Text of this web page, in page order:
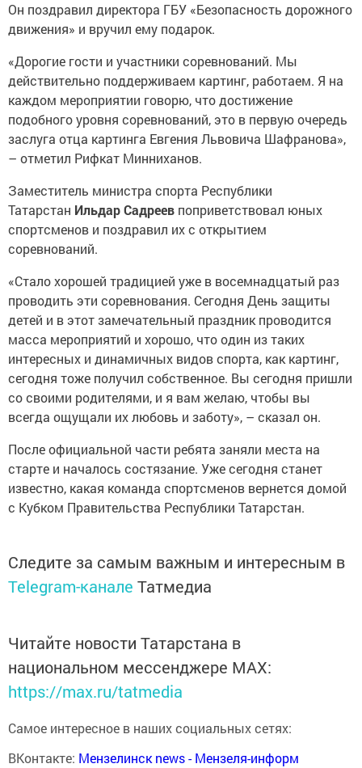
Он поздравил директора ГБУ «Безопасность дорожного
движения» и вручил ему подарок.
«Дорогие гости и участники соревнований. Мы
действительно поддерживаем картинг, работаем. Я на
каждом мероприятии говорю, что достижение
подобного уровня соревнований, это в первую очередь
заслуга отца картинга Евгения Львовича Шафранова»,
– отметил Рифкат Минниханов.
Заместитель министра спорта Республики
Татарстан Ильдар Садреев поприветствовал юных
спортсменов и поздравил их с открытием
соревнований.
«Стало хорошей традицией уже в восемнадцатый раз
проводить эти соревнования. Сегодня День защиты
детей и в этот замечательный праздник проводится
масса мероприятий и хорошо, что один из таких
интересных и динамичных видов спорта, как картинг,
сегодня тоже получил собственное. Вы сегодня пришли
со своими родителями, и я вам желаю, чтобы вы
всегда ощущали их любовь и заботу», – сказал он.
После официальной части ребята заняли места на
старте и началось состязание. Уже сегодня станет
известно, какая команда спортсменов вернется домой
с Кубком Правительства Республики Татарстан.
Следите за самым важным и интересным в
Telegram-канале Татмедиа
Читайте новости Татарстана в
национальном мессенджере MАХ:
https://max.ru/tatmedia
Самое интересное в наших социальных сетях:
ВКонтакте: Мензелинск news - Мензеля-информ